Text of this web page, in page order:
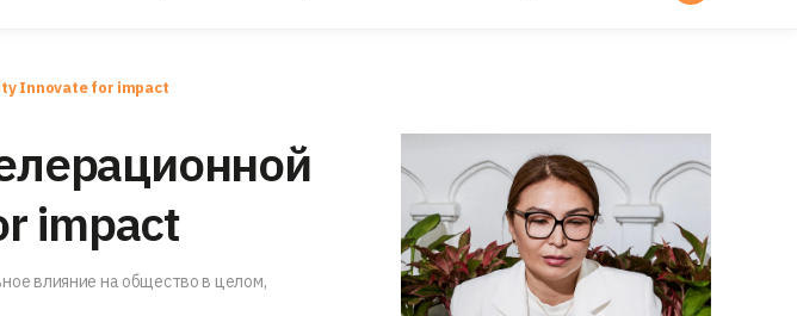
Innovate for impact
impact
влияние на общество в целом,